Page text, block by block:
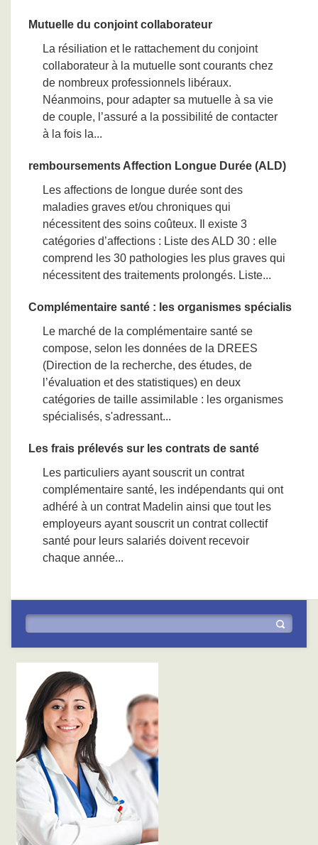
Mutuelle du conjoint collaborateur
La résiliation et le rattachement du conjoint
collaborateur à la mutuelle sont courants chez
de nombreux professionnels libéraux.
Néanmoins, pour adapter sa mutuelle à sa vie
de couple, l’assuré a la possibilité de contacter
à la fois la...
remboursements Affection Longue Durée (ALD)
Les affections de longue durée sont des
maladies graves et/ou chroniques qui
nécessitent des soins coûteux. Il existe 3
catégories d’affections : Liste des ALD 30 : elle
comprend les 30 pathologies les plus graves qui
nécessitent des traitements prolongés. Liste...
Complémentaire santé : les organismes spécialis
Le marché de la complémentaire santé se
compose, selon les données de la DREES
(Direction de la recherche, des études, de
l’évaluation et des statistiques) en deux
catégories de taille assimilable : les organismes
spécialisés, s'adressant...
Les frais prélevés sur les contrats de santé
Les particuliers ayant souscrit un contrat
complémentaire santé, les indépendants qui ont
adhéré à un contrat Madelin ainsi que tout les
employeurs ayant souscrit un contrat collectif
santé pour leurs salariés doivent recevoir
chaque année...